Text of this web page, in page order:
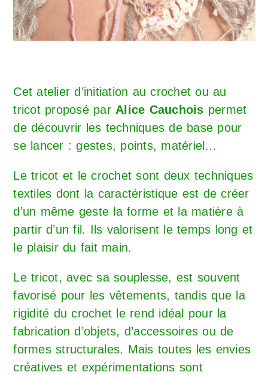
Cet atelier d’initiation au crochet ou au
tricot proposé par Alice Cauchois permet
de découvrir les techniques de base pour
se lancer : gestes, points, matériel…
Le tricot et le crochet sont deux techniques
textiles dont la caractéristique est de créer
d’un même geste la forme et la matière à
partir d’un fil. Ils valorisent le temps long et
le plaisir du fait main.
Le tricot, avec sa souplesse, est souvent
favorisé pour les vêtements, tandis que la
rigidité du crochet le rend idéal pour la
fabrication d’objets, d’accessoires ou de
formes structurales. Mais toutes les envies
créatives et expérimentations sont